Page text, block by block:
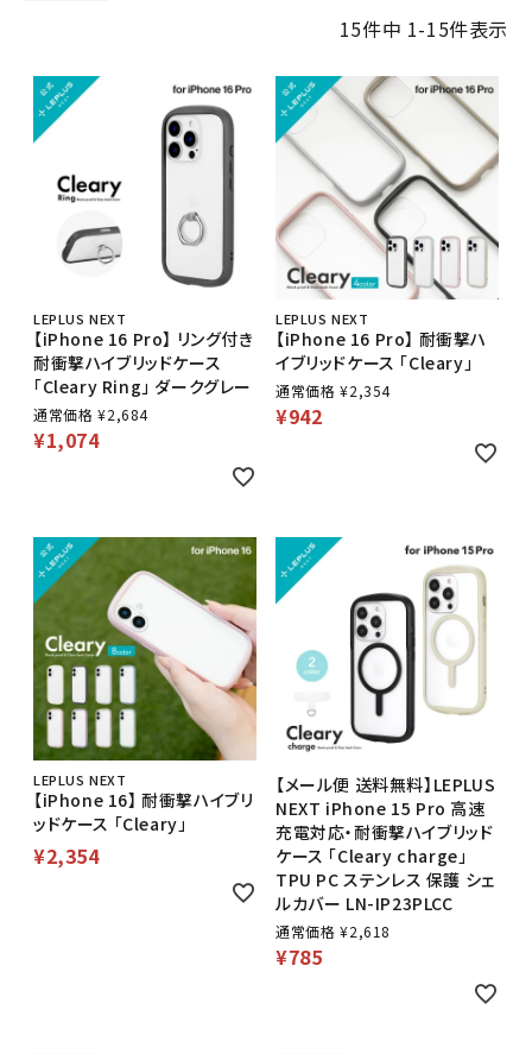
15件中 1-15件表示
LEPLUS NEXT
【iPhone 16 Pro】 リング付き
耐衝撃ハイブリッドケース
「Cleary Ring」 ダークグレー
通常価格 ¥2,684
¥1,074
LEPLUS NEXT
【iPhone 16 Pro】 耐衝撃ハ
イブリッドケース 「Cleary」
通常価格 ¥2,354
¥942
LEPLUS NEXT
【iPhone 16】 耐衝撃ハイブリ
ッドケース 「Cleary」
¥2,354
【メール便 送料無料】LEPLUS
NEXT iPhone 15 Pro 高速
充電対応・耐衝撃ハイブリッド
ケース 「Cleary charge」
TPU PC ステンレス 保護 シェ
ルカバー LN-IP23PLCC
通常価格 ¥2,618
¥785